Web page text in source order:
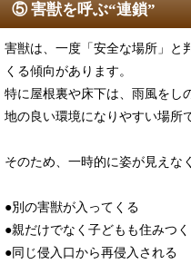
⑤ 害獣を呼ぶ“連鎖”
害獣は、一度「安全な場所」と
くる傾向があります。
特に屋根裏や床下は、雨風をし
地の良い環境になりやすい場所
そのため、一時的に姿が見えな
●別の害獣が入ってくる
●親だけでなく子どもも住みつく
●同じ侵入口から再侵入される